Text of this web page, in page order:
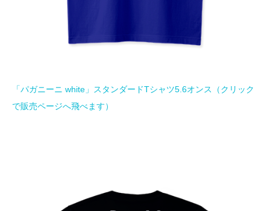
「パガニーニ white」スタンダードTシャツ5.6オンス（クリック
で販売ページへ飛べます）